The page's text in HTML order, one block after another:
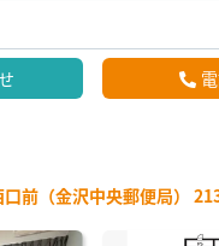
前（金沢中央郵便局）